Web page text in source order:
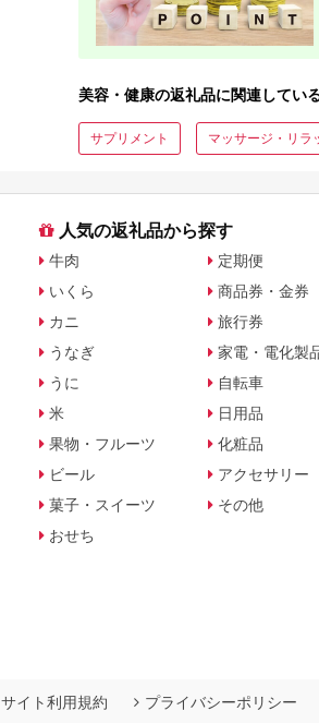
美容・健康の返礼品に関連してい
サプリメント マッサージ・リラ
人気の返礼品から探す
牛肉
いくら
カニ
うなぎ
うに
米
果物・フルーツ
ビール
菓子・スイーツ
おせち
定期便
商品券・金券
旅行券
家電・電化製
自転車
日用品
化粧品
アクセサリー
その他
サイト利用規約 プライバシーポリシー